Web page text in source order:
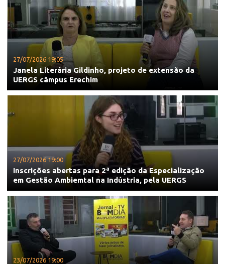
27/07/2026 19:05
Janela Literária Gildinho, projeto de extensão da
UERGS câmpus Erechim
27/07/2026 19:00
Inscrições abertas para 2ª edição da Especialização
em Gestão Ambiemtal na Indústria, pela UERGS
23/07/2026 19:00